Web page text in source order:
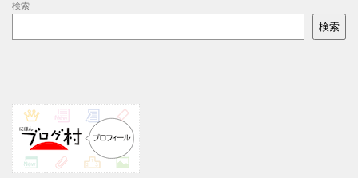
検索
検索